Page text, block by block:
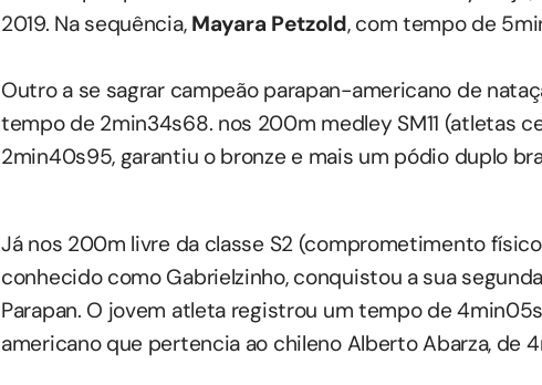
2019. Na sequência, Mayara Petzold, com tempo de
Outro a se sagrar campeão parapan-americano de
tempo de 2min34s68. nos 200m medley SM11 (atletas
2min40s95, garantiu o bronze e mais um pódio duplo
Já nos 200m livre da classe S2 (comprometimento
conhecido como Gabrielzinho, conquistou a sua
Parapan. O jovem atleta registrou um tempo de
americano que pertencia ao chileno Alberto Abarza, de